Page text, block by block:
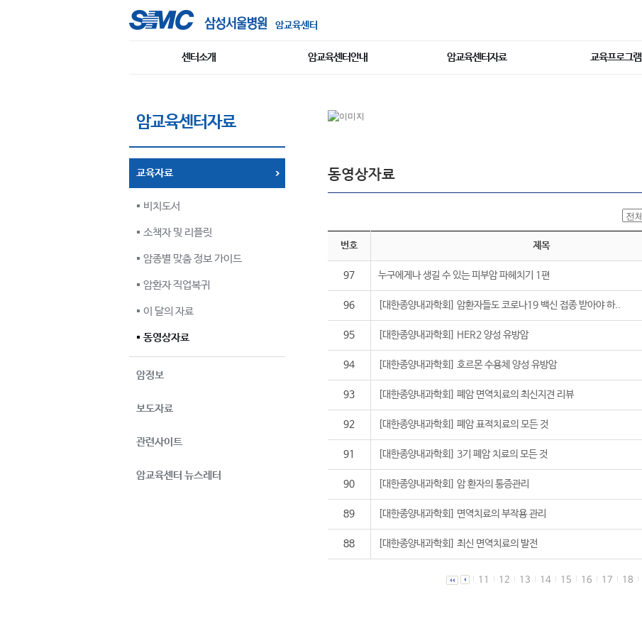
암교육센터
센터소개 암교육센터안내 암교육센터자료 교육프로그램
암교육센터자료
교육자료
비치도서
소책자 및 리플릿
암종별 맞춤 정보 가이드
암환자 직업복귀
이 달의 자료
동영상자료
암정보
보도자료
관련사이트
암교육센터 뉴스레터
동영상자료
번호 제목
97 누구에게나 생길 수 있는 피부암 파헤치기 1편
96 [대한종양내과학회] 암환자들도 코로나19 백신 접종 받아야 하..
95 [대한종양내과학회] HER2 양성 유방암
94 [대한종양내과학회] 호르몬 수용체 양성 유방암
93 [대한종양내과학회] 폐암 면역치료의 최신지견 리뷰
92 [대한종양내과학회] 폐암 표적치료의 모든 것
91 [대한종양내과학회] 3기 폐암 치료의 모든 것
90 [대한종양내과학회] 암 환자의 통증관리
89 [대한종양내과학회] 면역치료의 부작용 관리
88 [대한종양내과학회] 최신 면역치료의 발전
11 12 13 14 15 16 17 18